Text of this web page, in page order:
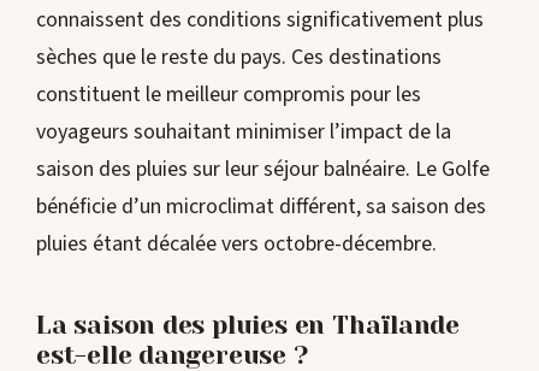
connaissent des conditions significativement plus
sèches que le reste du pays. Ces destinations
constituent le meilleur compromis pour les
voyageurs souhaitant minimiser l’impact de la
saison des pluies sur leur séjour balnéaire. Le Golfe
bénéficie d’un microclimat différent, sa saison des
pluies étant décalée vers octobre-décembre.
La saison des pluies en Thaïlande
est-elle dangereuse ?